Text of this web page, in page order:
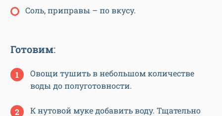
Соль, приправы – по вкусу.
Готовим:
Овощи тушить в небольшом количестве
воды до полуготовности.
К нутовой муке добавить воду. Тщательно